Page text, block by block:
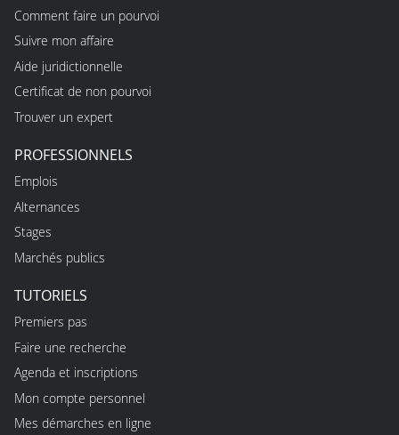
Comment faire un pourvoi
Suivre mon affaire
Aide juridictionnelle
Certificat de non pourvoi
Trouver un expert
PROFESSIONNELS
Emplois
Alternances
Stages
Marchés publics
TUTORIELS
Premiers pas
Faire une recherche
Agenda et inscriptions
Mon compte personnel
Mes démarches en ligne